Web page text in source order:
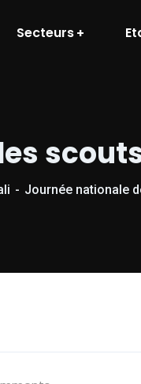
Secteurs
Journée nationale